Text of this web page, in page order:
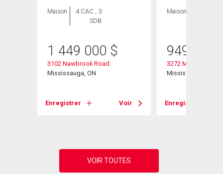
Maison
4 CAC , 3
SDB
1 449 000 $
3102 Nawbrook Road
Mississauga, ON
Enregistrer Voir
Maison
949 990
3272 Marlene Court
Mississauga, ON
Enregistrer